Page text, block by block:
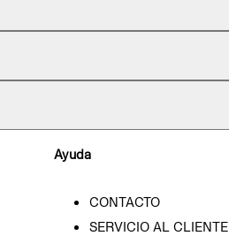
Ayuda
CONTACTO
SERVICIO AL CLIENTE